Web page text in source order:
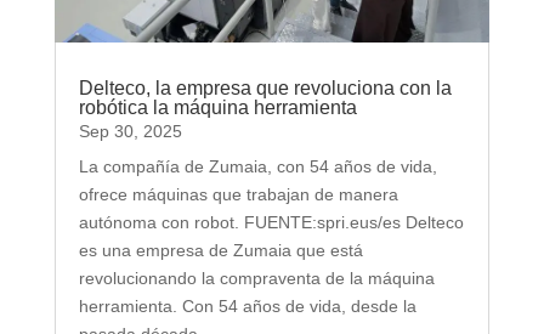
Delteco, la empresa que revoluciona con la
robótica la máquina herramienta
Sep 30, 2025
La compañía de Zumaia, con 54 años de vida,
ofrece máquinas que trabajan de manera
autónoma con robot. FUENTE:spri.eus/es Delteco
es una empresa de Zumaia que está
revolucionando la compraventa de la máquina
herramienta. Con 54 años de vida, desde la